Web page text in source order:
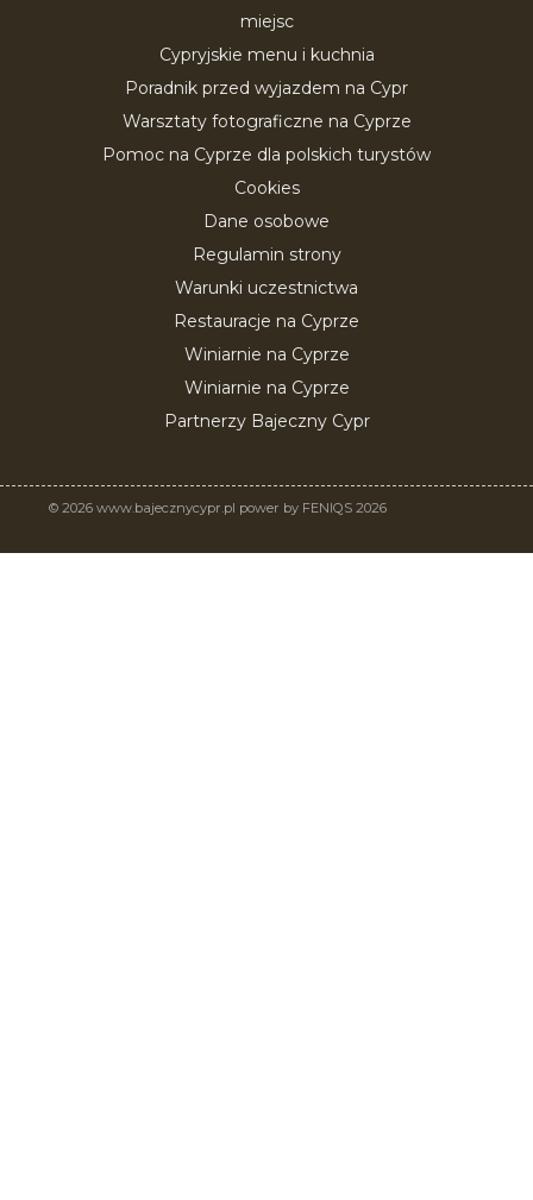
miejsc
Cypryjskie menu i kuchnia
Poradnik przed wyjazdem na Cypr
Warsztaty fotograficzne na Cyprze
Pomoc na Cyprze dla polskich turystów
Cookies
Dane osobowe
Regulamin strony
Warunki uczestnictwa
Restauracje na Cyprze
Winiarnie na Cyprze
Winiarnie na Cyprze
Partnerzy Bajeczny Cypr
© 2026 www.bajecznycypr.pl power by FENIQS 2026